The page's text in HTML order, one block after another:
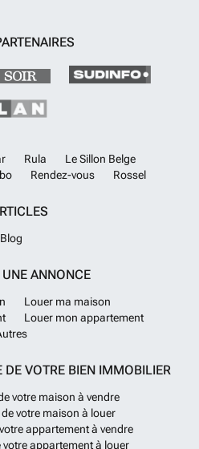
Rula
Le Sillon Belge
Rendez-vous Rossel
Blog
ANNONCE
Louer ma maison
Louer mon appartement
DE VOTRE BIEN IMMOBILIER
votre maison à vendre
votre maison à louer
appartement à vendre
appartement à louer